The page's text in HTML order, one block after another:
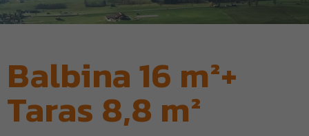
Balbina 16 m²+
Taras 8,8 m²